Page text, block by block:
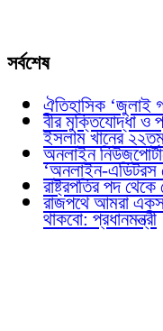
সর্বশেষ
ঐতিহাসিক
বীর মুক্তিযোদ্ধা ও
ইসলাম খানের
অনলাইন
‘অনলাইন-এডিটরস
রাষ্ট্রপতির পদ থেকে
রাজপথে আমরা
থাকবো: প্রধানমন্ত্রী